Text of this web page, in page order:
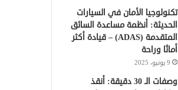
تكنولوجيا الأمان في السيارات
الحديثة: أنظمة مساعدة السائق
المتقدمة (ADAS) – قيادة أكثر
أمانًا وراحة
9 يونيو، 2025
وصفات الـ 30 دقيقة: أنقذ